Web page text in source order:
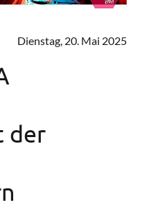
Dienstag, 20. Mai 2025
der